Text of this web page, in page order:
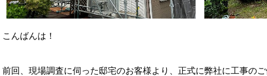
こんばんは！
前回、現場調査に伺った邸宅のお客様より、正式に弊社に工事の